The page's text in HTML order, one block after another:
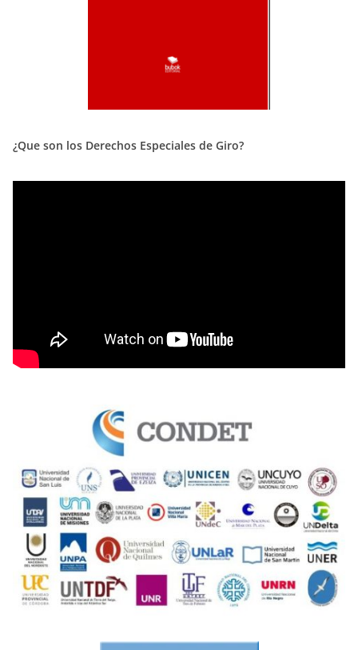
¿Que son los Derechos Especiales de Giro?